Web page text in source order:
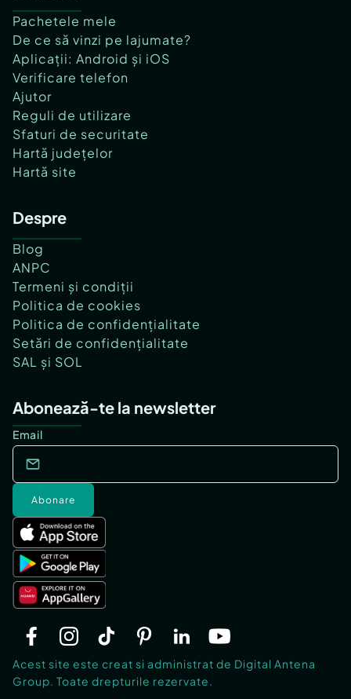
Pachetele mele
De ce să vinzi pe lajumate?
Aplicații: Android și iOS
Verificare telefon
Ajutor
Reguli de utilizare
Sfaturi de securitate
Hartă județelor
Hartă site
Despre
Blog
ANPC
Termeni și condiții
Politica de cookies
Politica de confidențialitate
Setări de confidențialitate
SAL și SOL
Abonează-te la newsletter
Email
Abonare
Acest site este creat si administrat de Digital Antena
Group. Toate drepturile rezervate.